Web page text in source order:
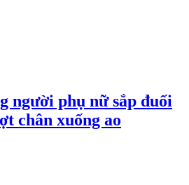
người phụ nữ sắp đuối
chân xuống ao